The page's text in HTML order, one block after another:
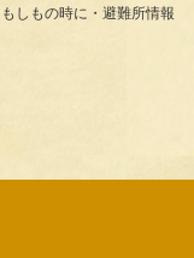
もしもの時に・避難所情報